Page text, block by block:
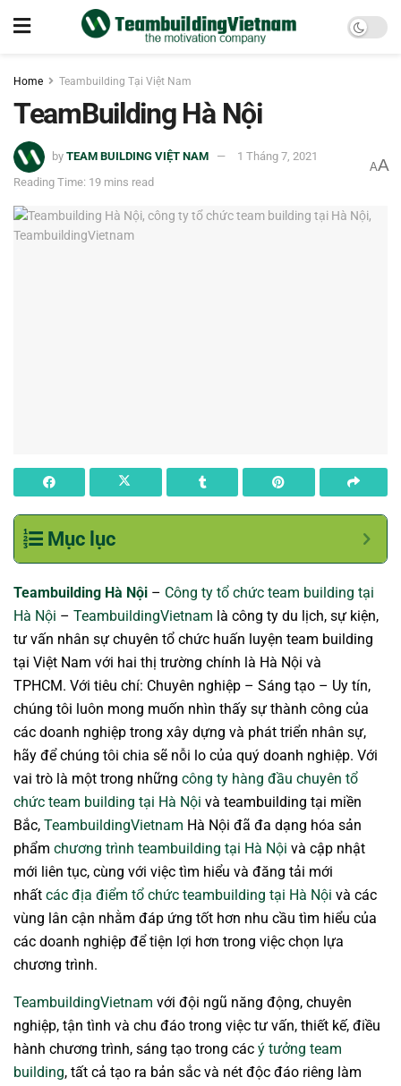
Home Teambuilding Tại Việt Nam
TeamBuilding Hà Nội
by TEAM BUILDING VIỆT NAM
1 Tháng 7, 2021
Reading Time: 19 mins read
AA
Mục lục
Teambuilding Hà Nội – Công ty tổ chức team building tại
Hà Nội – TeambuildingVietnam là công ty du lịch, sự kiện,
tư vấn nhân sự chuyên tổ chức huấn luyện team building
tại Việt Nam với hai thị trường chính là Hà Nội và
TPHCM. Với tiêu chí: Chuyên nghiệp – Sáng tạo – Uy tín,
chúng tôi luôn mong muốn nhìn thấy sự thành công của
các doanh nghiệp trong xây dựng và phát triển nhân sự,
hãy để chúng tôi chia sẽ nỗi lo của quý doanh nghiệp. Với
vai trò là một trong những công ty hàng đầu chuyên tổ
chức team building tại Hà Nội và teambuilding tại miền
Bắc, TeambuildingVietnam Hà Nội đã đa dạng hóa sản
phẩm chương trình teambuilding tại Hà Nội và cập nhật
mới liên tục, cùng với việc tìm hiểu và đăng tải mới
nhất các địa điểm tổ chức teambuilding tại Hà Nội và các
vùng lân cận nhằm đáp ứng tốt hơn nhu cầu tìm hiểu của
các doanh nghiệp để tiện lợi hơn trong việc chọn lựa
chương trình.
TeambuildingVietnam với đội ngũ năng động, chuyên
nghiệp, tận tình và chu đáo trong việc tư vấn, thiết kế, điều
hành chương trình, sáng tạo trong các ý tưởng team
building, tất cả tạo ra bản sắc và nét độc đáo riêng làm